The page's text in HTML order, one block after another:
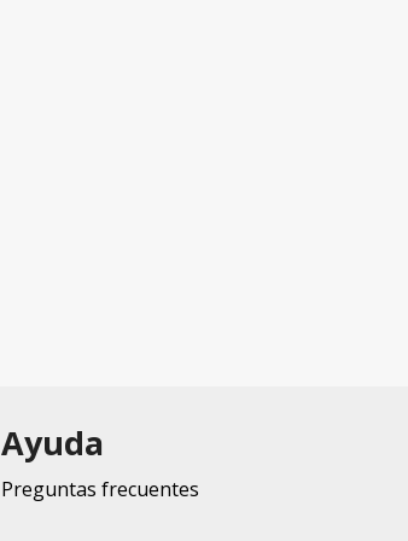
Ayuda
Preguntas frecuentes